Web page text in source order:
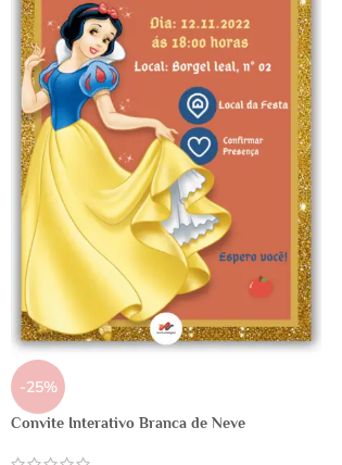
-25%
Convite Interativo Branca de Neve